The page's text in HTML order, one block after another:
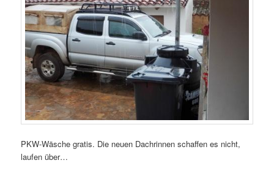
PKW-Wäsche gratis. Die neuen Dachrinnen schaffen es nicht,
laufen über…